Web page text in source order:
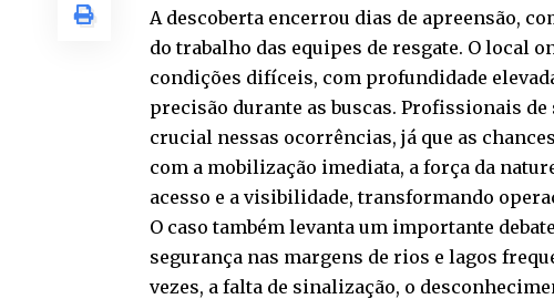
A descoberta encerrou dias de apreensão,
do trabalho das equipes de resgate. O local
condições difíceis, com profundidade
precisão durante as buscas. Profissionais
crucial nessas ocorrências, já que as
com a mobilização imediata, a força da
acesso e a visibilidade, transformando
O caso também levanta um importante
segurança nas margens de rios e lagos
vezes, a falta de sinalização, o